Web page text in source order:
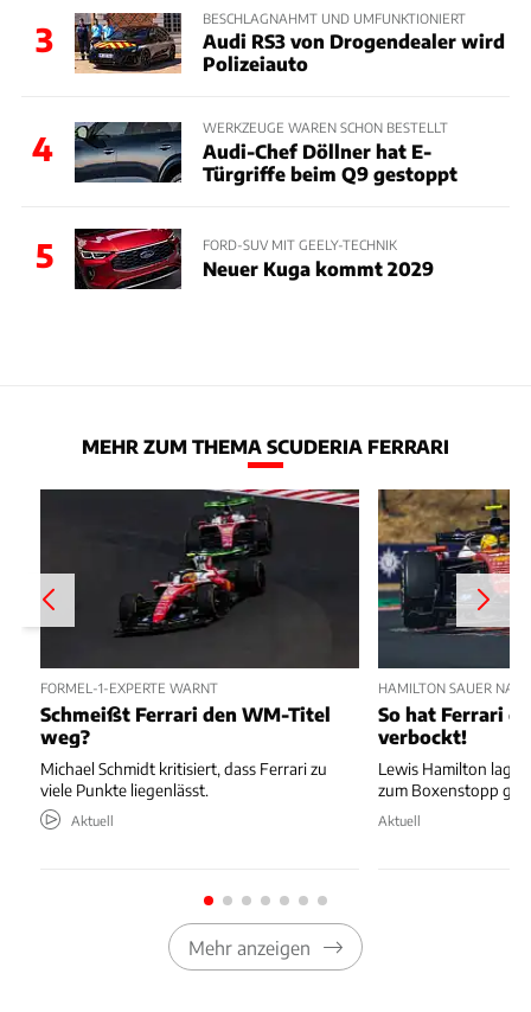
3
BESCHLAGNAHMT UND UMFUNKTIONIERT
Audi RS3 von Drogendealer wird
Polizeiauto
4
WERKZEUGE WAREN SCHON BESTELLT
Audi-Chef Döllner hat E-
Türgriffe beim Q9 gestoppt
5 FORD-SUV MIT GEELY-TECHNIK
Neuer Kuga kommt 2029
MEHR ZUM THEMA SCUDERIA FERRARI
FORMEL-1-EXPERTE WARNT
Schmeißt Ferrari den WM-Titel
weg?
Michael Schmidt kritisiert, dass Ferrari zu
viele Punkte liegenlässt.
Aktuell
HAMILTON SAUER
So hat Ferrari
verbockt!
Lewis Hamilton lag
zum Boxenstopp
Aktuell
Mehr anzeigen